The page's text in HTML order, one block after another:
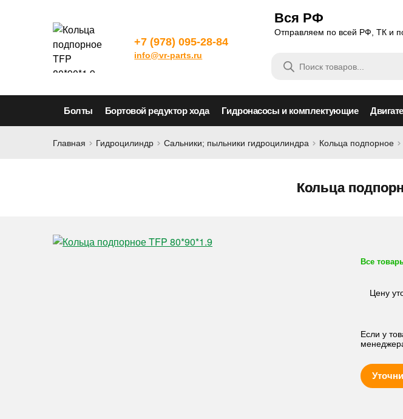
+7 (978) 095-28-84
info@vr-parts.ru
Вся РФ
Отправляем по всей РФ, ТК и
товаров
Болты Бортовой редуктор хода Гидронасосы и комплектующие
Главная Гидроцилиндр Сальники; пыльники гидроцилиндра Кольца подпорное
Кольца
Все
Цену
Если у